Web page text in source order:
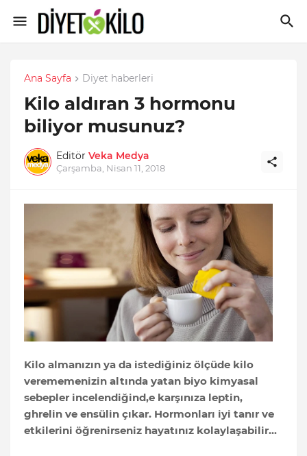
Ana Sayfa Diyet haberleri
Kilo aldıran 3 hormonu
biliyor musunuz?
Editör Veka Medya
Çarşamba, Nisan 11, 2018
Kilo almanızın ya da istediğiniz ölçüde kilo
verememenizin altında yatan biyo kimyasal
sebepler incelendiğind,e karşınıza leptin,
ghrelin ve ensülin çıkar. Hormonları iyi tanır ve
etkilerini öğrenirseniz hayatınız kolaylaşabilir...